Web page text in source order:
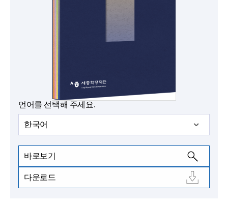
언어를 선택해 주세요.
한국어
바로보기
다운로드